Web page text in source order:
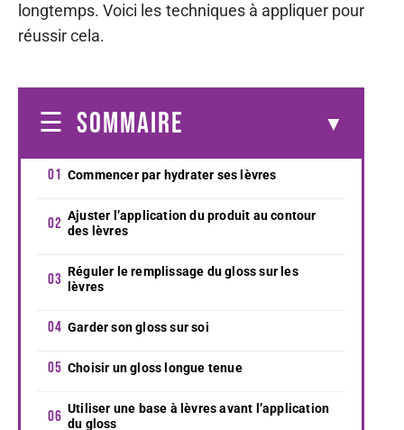
longtemps. Voici les techniques à appliquer pour
réussir cela.
SOMMAIRE
Commencer par hydrater ses lèvres
Ajuster l’application du produit au contour
des lèvres
Réguler le remplissage du gloss sur les
lèvres
Garder son gloss sur soi
Choisir un gloss longue tenue
Utiliser une base à lèvres avant l’application
du gloss